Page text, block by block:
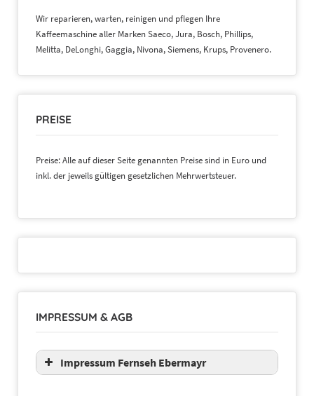
Wir reparieren, warten, reinigen und pflegen Ihre
Kaffeemaschine aller Marken Saeco, Jura, Bosch, Phillips,
Melitta, DeLonghi, Gaggia, Nivona, Siemens, Krups, Provenero.
PREISE
Preise: Alle auf dieser Seite genannten Preise sind in Euro und
inkl. der jeweils gültigen gesetzlichen Mehrwertsteuer.
IMPRESSUM & AGB
Impressum Fernseh Ebermayr